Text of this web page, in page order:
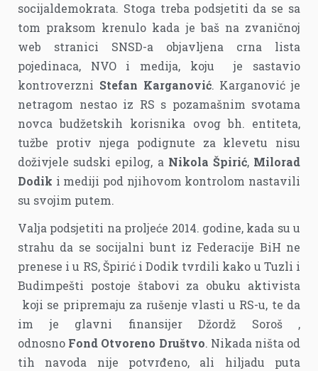
socijaldemokrata. Stoga treba podsjetiti da se sa
tom praksom krenulo kada je baš na zvaničnoj
web stranici SNSD-a objavljena crna lista
pojedinaca, NVO i medija, koju je sastavio
kontroverzni Stefan Karganović. Karganović je
netragom nestao iz RS s pozamašnim svotama
novca budžetskih korisnika ovog bh. entiteta,
tužbe protiv njega podignute za klevetu nisu
doživjele sudski epilog, a Nikola Špirić, Milorad
Dodik i mediji pod njihovom kontrolom nastavili
su svojim putem.
Valja podsjetiti na proljeće 2014. godine, kada su u
strahu da se socijalni bunt iz Federacije BiH ne
prenese i u RS, Špirić i Dodik tvrdili kako u Tuzli i
Budimpešti postoje štabovi za obuku aktivista
koji se pripremaju za rušenje vlasti u RS-u, te da
im je glavni finansijer Džordž Soroš ,
odnosno Fond Otvoreno Društvo. Nikada ništa od
tih navoda nije potvrđeno, ali hiljadu puta